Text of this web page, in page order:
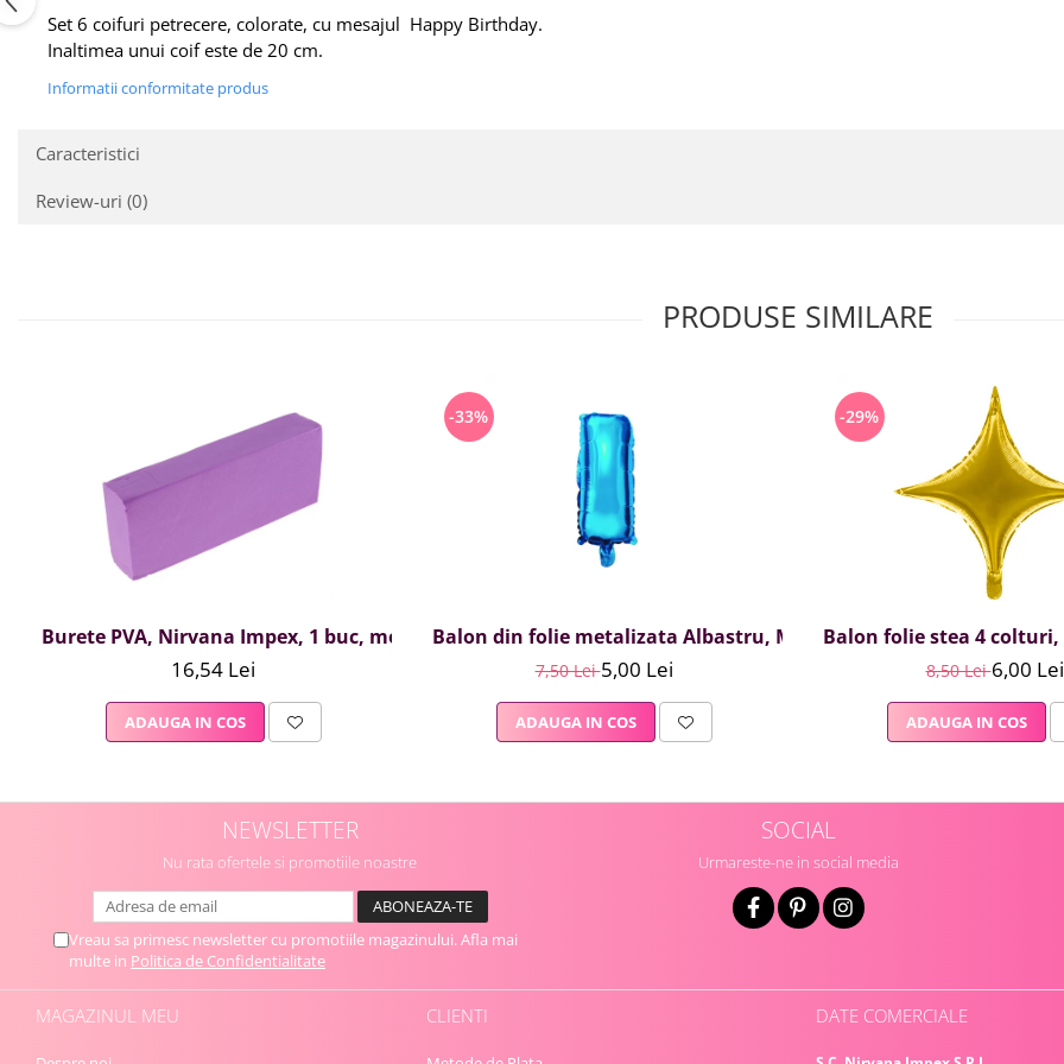
Set 6 coifuri petrecere, colorate, cu mesajul Happy Birthday.
Inaltimea unui coif este de 20 cm.
Informatii conformitate produs
Caracteristici
Review-uri (0)
PRODUSE SIMILARE
Burete PVA, Nirvana Impex, 1 buc, mov
16,54 Lei
ADAUGA IN COS
-33%
Balon din folie metalizata Albastru, Mirific Party, Litera I, 40 cm
7,50 Lei5,00 Lei
ADAUGA IN COS
-29%
Balon folie stea 4
8,50 Lei6,00 Lei
ADAUGA IN COS
NEWSLETTER
Nu rata ofertele si promotiile noastre
Vreau sa primesc newsletter cu promotiile magazinului. Afla mai
multe in Politica de Confidentialitate
SOCIAL
Urmareste-ne in social media
MAGAZINUL MEU CLIENTI DATE COMERCIALE